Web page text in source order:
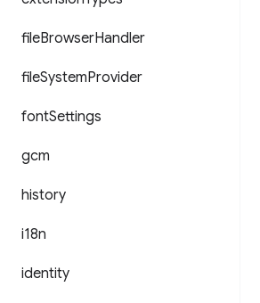
fileBrowserHandler
fileSystemProvider
fontSettings
gcm
history
i18n
identity